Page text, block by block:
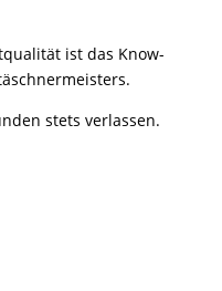
ist das Know-
stets verlassen.